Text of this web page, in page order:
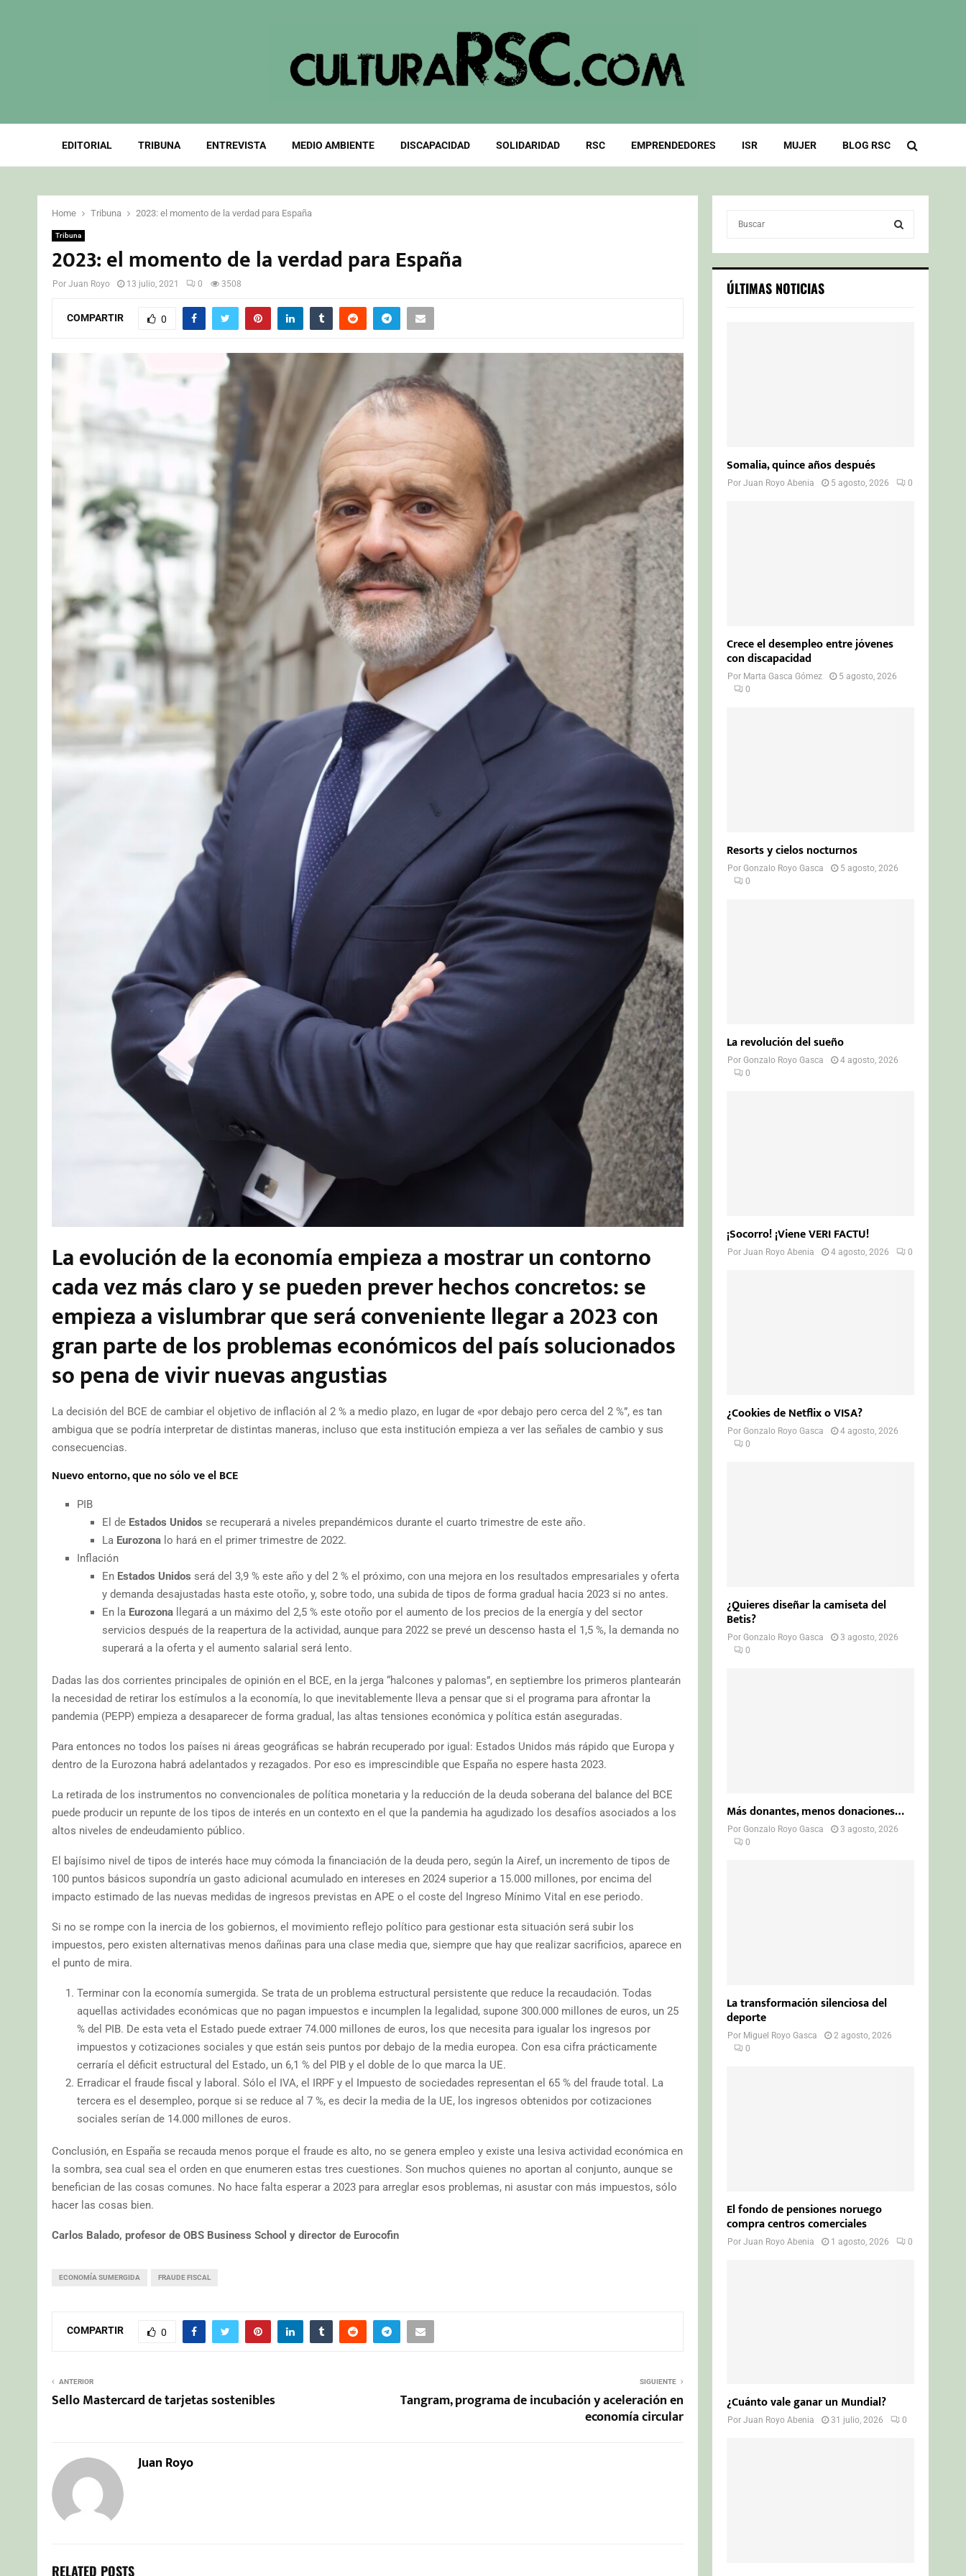
EDITORIAL TRIBUNA ENTREVISTA MEDIO AMBIENTE DISCAPACIDAD SOLIDARIDAD RSC EMPRENDEDORES ISR MUJER BLOG RSC
Home Tribuna 2023: el momento de la verdad para España
Tribuna
2023: el momento de la verdad para España
Por Juan Royo 13 julio, 2021 0 3508
COMPARTIR 0
La evolución de la economía empieza a mostrar un contorno
cada vez más claro y se pueden prever hechos concretos: se
empieza a vislumbrar que será conveniente llegar a 2023 con
gran parte de los problemas económicos del país solucionados
so pena de vivir nuevas angustias
La decisión del BCE de cambiar el objetivo de inflación al 2 % a medio plazo, en lugar de «por debajo pero cerca del 2 %”, es tan
ambigua que se podría interpretar de distintas maneras, incluso que esta institución empieza a ver las señales de cambio y sus
consecuencias.
Nuevo entorno, que no sólo ve el BCE
PIB
El de Estados Unidos se recuperará a niveles prepandémicos durante el cuarto trimestre de este año.
La Eurozona lo hará en el primer trimestre de 2022.
Inflación
En Estados Unidos será del 3,9 % este año y del 2 % el próximo, con una mejora en los resultados empresariales y oferta
y demanda desajustadas hasta este otoño, y, sobre todo, una subida de tipos de forma gradual hacia 2023 si no antes.
En la Eurozona llegará a un máximo del 2,5 % este otoño por el aumento de los precios de la energía y del sector
servicios después de la reapertura de la actividad, aunque para 2022 se prevé un descenso hasta el 1,5 %, la demanda no
superará a la oferta y el aumento salarial será lento.
Dadas las dos corrientes principales de opinión en el BCE, en la jerga “halcones y palomas”, en septiembre los primeros plantearán
la necesidad de retirar los estímulos a la economía, lo que inevitablemente lleva a pensar que si el programa para afrontar la
pandemia (PEPP) empieza a desaparecer de forma gradual, las altas tensiones económica y política están aseguradas.
Para entonces no todos los países ni áreas geográficas se habrán recuperado por igual: Estados Unidos más rápido que Europa y
dentro de la Eurozona habrá adelantados y rezagados. Por eso es imprescindible que España no espere hasta 2023.
La retirada de los instrumentos no convencionales de política monetaria y la reducción de la deuda soberana del balance del BCE
puede producir un repunte de los tipos de interés en un contexto en el que la pandemia ha agudizado los desafíos asociados a los
altos niveles de endeudamiento público.
El bajísimo nivel de tipos de interés hace muy cómoda la financiación de la deuda pero, según la Airef, un incremento de tipos de
100 puntos básicos supondría un gasto adicional acumulado en intereses en 2024 superior a 15.000 millones, por encima del
impacto estimado de las nuevas medidas de ingresos previstas en APE o el coste del Ingreso Mínimo Vital en ese periodo.
Si no se rompe con la inercia de los gobiernos, el movimiento reflejo político para gestionar esta situación será subir los
impuestos, pero existen alternativas menos dañinas para una clase media que, siempre que hay que realizar sacrificios, aparece en
el punto de mira.
Terminar con la economía sumergida. Se trata de un problema estructural persistente que reduce la recaudación. Todas
aquellas actividades económicas que no pagan impuestos e incumplen la legalidad, supone 300.000 millones de euros, un 25
% del PIB. De esta veta el Estado puede extraer 74.000 millones de euros, los que necesita para igualar los ingresos por
impuestos y cotizaciones sociales y que están seis puntos por debajo de la media europea. Con esa cifra prácticamente
cerraría el déficit estructural del Estado, un 6,1 % del PIB y el doble de lo que marca la UE.
Erradicar el fraude fiscal y laboral. Sólo el IVA, el IRPF y el Impuesto de sociedades representan el 65 % del fraude total. La
tercera es el desempleo, porque si se reduce al 7 %, es decir la media de la UE, los ingresos obtenidos por cotizaciones
sociales serían de 14.000 millones de euros.
Conclusión, en España se recauda menos porque el fraude es alto, no se genera empleo y existe una lesiva actividad económica en
la sombra, sea cual sea el orden en que enumeren estas tres cuestiones. Son muchos quienes no aportan al conjunto, aunque se
benefician de las cosas comunes. No hace falta esperar a 2023 para arreglar esos problemas, ni asustar con más impuestos, sólo
hacer las cosas bien.
Carlos Balado, profesor de OBS Business School y director de Eurocofin
ECONOMÍA SUMERGIDA FRAUDE FISCAL
COMPARTIR 0
ANTERIOR
Sello Mastercard de tarjetas sostenibles
SIGUIENTE
Tangram, programa de incubación y aceleración en
economía circular
Juan Royo
RELATED POSTS
c
h
S
ÚLTIMAS NOTICIAS
Somalia, quince años después
PorJuan Royo Abenia 5 agosto, 2026 0
Crece el desempleo entre jóvenes
con discapacidad
Por Marta Gasca Gómez
5 agosto, 2026
0
Resorts y cielos nocturnos
PorGonzalo Royo Gasca
5 agosto, 2026
0
La revolución del sueño
PorGonzalo Royo Gasca
4 agosto, 2026
0
¡Socorro! ¡Viene VERI FACTU!
PorJuan Royo Abenia 4 agosto, 2026 0
¿Cookies de Netflix o VISA?
PorGonzalo Royo Gasca
4 agosto, 2026
0
¿Quieres diseñar la camiseta del
Betis?
PorGonzalo Royo Gasca
3 agosto, 2026
0
Más donantes, menos donaciones…
PorGonzalo Royo Gasca
3 agosto, 2026
0
La transformación silenciosa del
deporte
Por Miguel Royo Gasca
2 agosto, 2026
0
El fondo de pensiones noruego
compra centros comerciales
PorJuan Royo Abenia 1 agosto, 2026 0
¿Cuánto vale ganar un Mundial?
PorJuan Royo Abenia 31 julio, 2026 0